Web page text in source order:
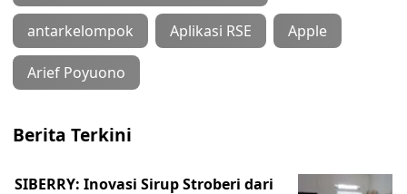
antarkelompok Aplikasi RSE Apple
Arief Poyuono
Berita Terkini
SIBERRY: Inovasi Sirup Stroberi dari